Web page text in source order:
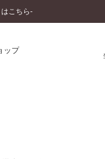
こちら-
ップ